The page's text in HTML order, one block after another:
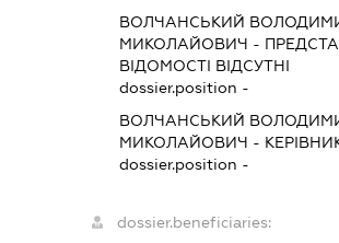
ВОЛЧАНСЬКИЙ
МИКОЛАЙОВИЧ -
ВІДОМОСТІ ВІДСУТНІ
dossier.position -
ВОЛЧАНСЬКИЙ
МИКОЛАЙОВИЧ -
dossier.position -
dossier.beneficiaries: